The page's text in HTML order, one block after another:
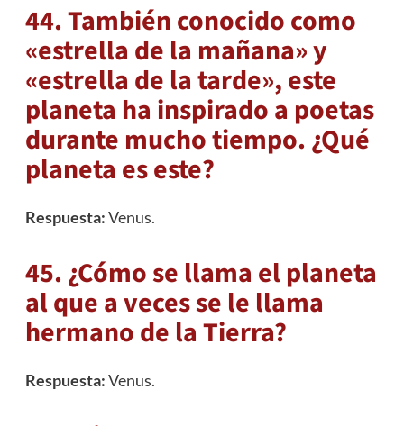
44. También conocido como
«estrella de la mañana» y
«estrella de la tarde», este
planeta ha inspirado a poetas
durante mucho tiempo. ¿Qué
planeta es este?
Respuesta:Venus.
45. ¿Cómo se llama el planeta
al que a veces se le llama
hermano de la Tierra?
Respuesta:Venus.